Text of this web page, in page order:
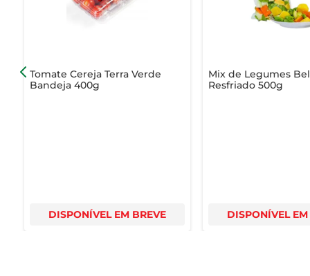
- Tipo: Aspargo Verde
Tomate Cereja Terra Verde
Bandeja 400g
DISPONÍVEL EM BREVE
Mix de Legumes
Resfriado 500g
DISPONÍVEL EM